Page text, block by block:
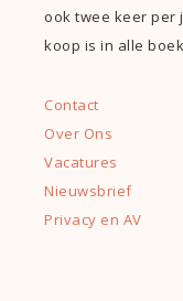
ook twee keer per
koop is in alle
Contact
Over Ons
Vacatures
Nieuwsbrief
Privacy en AV